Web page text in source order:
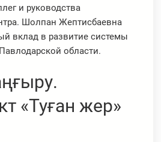
и руководства
Шолпан Жептисбаевна
вклад в развитие системы
области.
«Туған жер»